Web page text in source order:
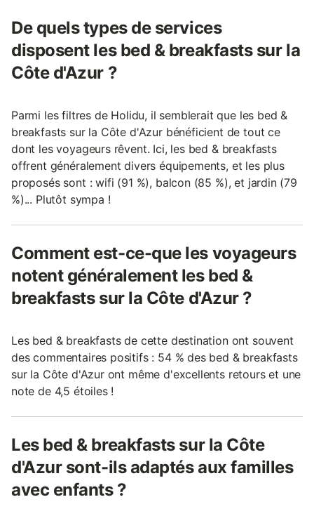
De quels types de services
disposent les bed & breakfasts sur la
Côte d'Azur ?
Parmi les filtres de Holidu, il semblerait que les bed &
breakfasts sur la Côte d'Azur bénéficient de tout ce
dont les voyageurs rêvent. Ici, les bed & breakfasts
offrent généralement divers équipements, et les plus
proposés sont : wifi (91 %), balcon (85 %), et jardin (79
%)... Plutôt sympa !
Comment est-ce-que les voyageurs
notent généralement les bed &
breakfasts sur la Côte d'Azur ?
Les bed & breakfasts de cette destination ont souvent
des commentaires positifs : 54 % des bed & breakfasts
sur la Côte d'Azur ont même d'excellents retours et une
note de 4,5 étoiles !
Les bed & breakfasts sur la Côte
d'Azur sont-ils adaptés aux familles
avec enfants ?